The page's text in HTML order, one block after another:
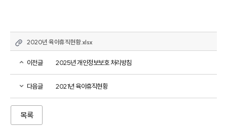
2020년 육아휴직현황.xlsx
이전글 2025년 개인정보보호 처리방침
다음글 2021년 육아휴직현황
목록